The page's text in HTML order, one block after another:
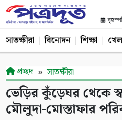
সাতক্ষীরা বিনোদন শিক্ষা
প্রচ্ছদ সাতক্ষীরা
ভেড়ির কুঁড়েঘর থেকে
মৌলুদা-মোস্তাফার